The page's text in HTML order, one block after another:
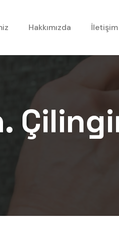
Hakkımızda İletişim